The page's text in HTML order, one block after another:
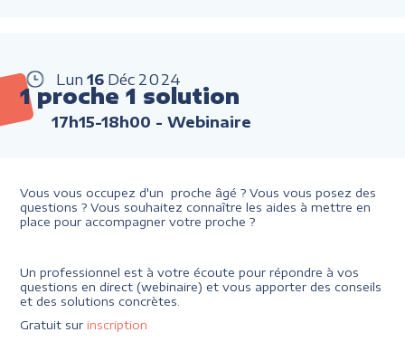
Lun 16 Déc 2024
1 proche 1 solution
17h15-18h00 - Webinaire
Vous vous occupez d'un proche âgé ? Vous vous posez des
questions ? Vous souhaitez connaître les aides à mettre en
place pour accompagner votre proche ?
Un professionnel est à votre écoute pour répondre à vos
questions en direct (webinaire) et vous apporter des conseils
et des solutions concrètes.
Gratuit sur inscription